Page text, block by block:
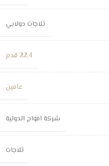
ثلاجات دولابي
22.4 قدم
عامين
شركة امواج الدولية
ثلاجات